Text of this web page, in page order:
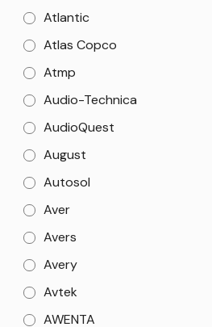
Atlantic
Atlas Copco
Atmp
Audio-Technica
AudioQuest
August
Autosol
Aver
Avers
Avery
Avtek
AWENTA